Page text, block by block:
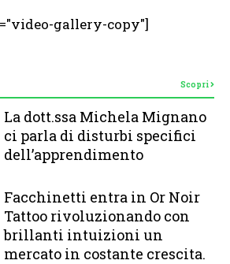
gallery-copy"]
Scopri
La dott.ssa Michela Mignano
ci parla di disturbi specifici
dell’apprendimento
Facchinetti entra in Or Noir
Tattoo rivoluzionando con
brillanti intuizioni un
mercato in costante crescita.